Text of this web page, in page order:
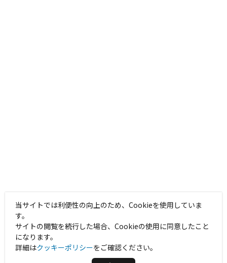
当サイトでは利便性の向上のため、Cookieを使用していま
す。
サイトの閲覧を続行した場合、Cookieの使用に同意したこと
になります。
詳細はクッキーポリシーをご確認ください。